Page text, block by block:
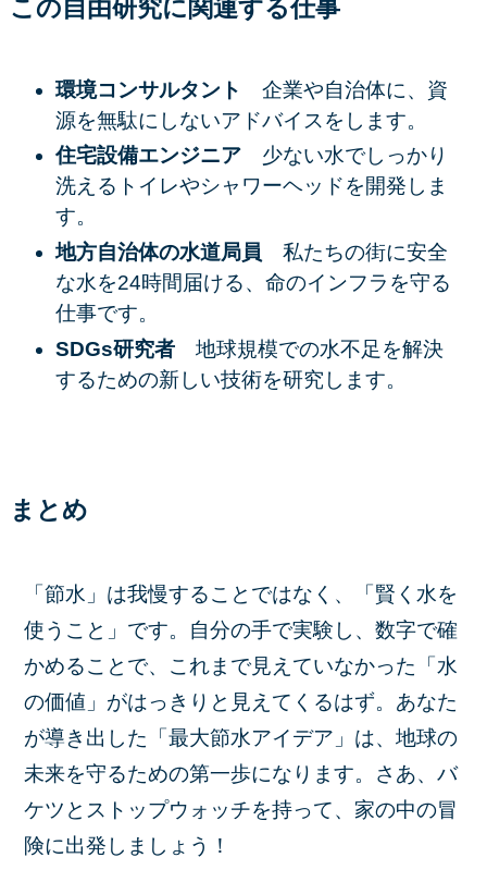
この自由研究に関連する仕事
環境コンサルタント 企業や自治体に、資
源を無駄にしないアドバイスをします。
住宅設備エンジニア 少ない水でしっかり
洗えるトイレやシャワーヘッドを開発しま
す。
地方自治体の水道局員 私たちの街に安全
な水を24時間届ける、命のインフラを守る
仕事です。
SDGs研究者 地球規模での水不足を解決
するための新しい技術を研究します。
まとめ
「節水」は我慢することではなく、「賢く水を
使うこと」です。自分の手で実験し、数字で確
かめることで、これまで見えていなかった「水
の価値」がはっきりと見えてくるはず。あなた
が導き出した「最大節水アイデア」は、地球の
未来を守るための第一歩になります。さあ、バ
ケツとストップウォッチを持って、家の中の冒
険に出発しましょう！